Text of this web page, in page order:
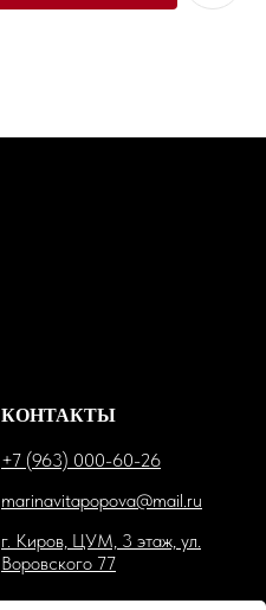
КОНТАКТЫ
+7 (963) 000-60-26
marinavitapopova@mail.ru
г. Киров, ЦУМ, 3 этаж, ул.
Воровского 77